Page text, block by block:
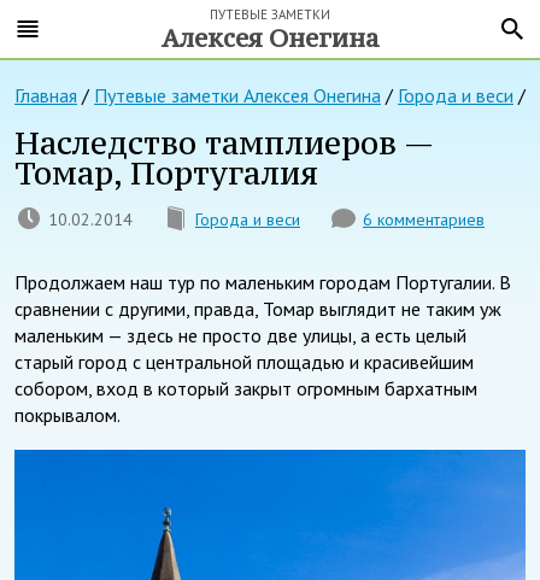
ПУТЕВЫЕ ЗАМЕТКИ
Алексея Онегина
Главная / Путевые заметки Алексея Онегина / Города и веси /
Наследство тамплиеров —
Томар, Португалия
10.02.2014 Города и веси 6 комментариев
Продолжаем наш тур по маленьким городам Португалии. В
сравнении с другими, правда, Томар выглядит не таким уж
маленьким — здесь не просто две улицы, а есть целый
старый город с центральной площадью и красивейшим
собором, вход в который закрыт огромным бархатным
покрывалом.